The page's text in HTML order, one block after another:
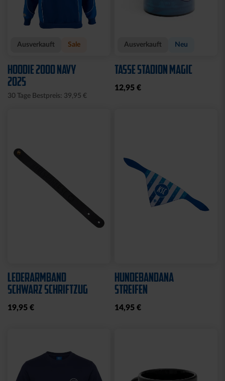
Ausverkauft Sale
HOODIE 2000 NAVY
2025
30 Tage Bestpreis: 39,95 €
Ausverkauft Neu
TASSE STADION MAGIC
12,95 €
LEDERARMBAND
SCHWARZ SCHRIFTZUG
19,95 €
HUNDEBANDANA
STREIFEN
14,95 €